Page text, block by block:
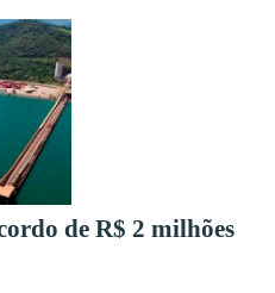
de R$ 2 milhões